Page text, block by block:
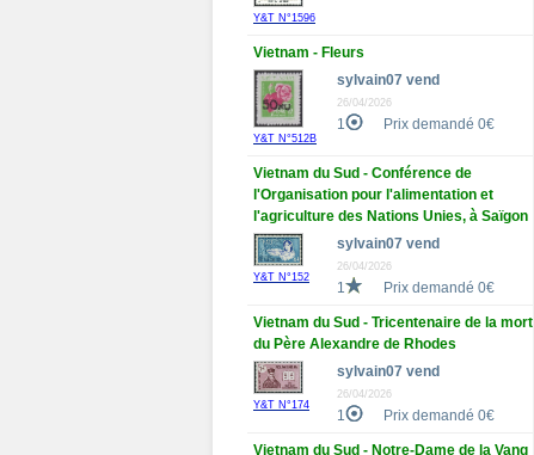
Y&T N°1596
Vietnam - Fleurs
Y&T N°512B
sylvain07 vend
26/04/2026
1 Prix demandé 0€
Vietnam du Sud - Conférence de
l'Organisation pour l'alimentation et
l'agriculture des Nations Unies, à Saïgon
Y&T N°152
sylvain07 vend
26/04/2026
1 Prix demandé 0€
Vietnam du Sud - Tricentenaire de la mort
du Père Alexandre de Rhodes
Y&T N°174
sylvain07 vend
26/04/2026
1 Prix demandé 0€
Vietnam du Sud - Notre-Dame de la Vang